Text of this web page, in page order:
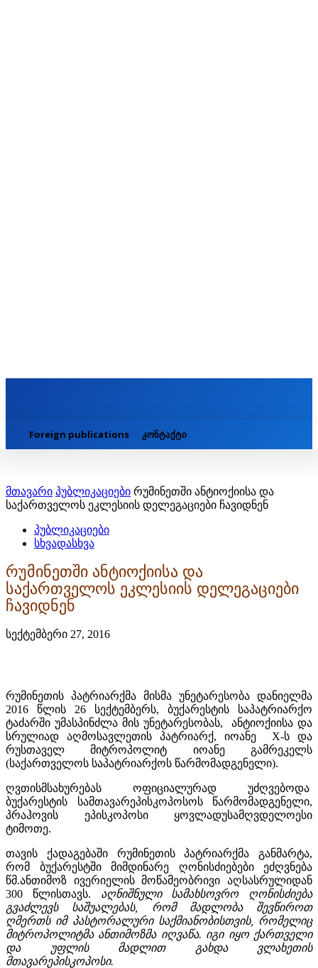
Foreign publications კონტაქტი
მთავარი პუბლიკაციები რუმინეთში ანტიოქიისა და
საქართველოს ეკლესიის დელეგაციები ჩავიდნენ
პუბლიკაციები
სხვადასხვა
რუმინეთში ანტიოქიისა და
საქართველოს ეკლესიის დელეგაციები
ჩავიდნენ
სექტემბერი 27, 2016
რუმინეთის პატრიარქმა მისმა უნეტარესობა დანიელმა
2016 წლის 26 სექტემბერს, ბუქარესტის საპატრიარქო
ტაძარში უმასპინძლა მის უნეტარესობას, ანტიოქიისა და
სრულიად აღმოსავლეთის პატრიარქ, იოანე X-ს და
რუსთაველ მიტროპოლიტ იოანე გამრეკელს
(საქართველოს საპატრიარქოს წარმომადგენელი).
ღვთისმსახურებას ოფიციალურად უძღვებოდა
ბუქარესტის სამთავარეპისკოპოსოს წარმომადგენელი,
პრაჰოვის ეპისკოპოსი ყოვლადუსამღვდელოესი
ტიმოთე.
თავის ქადაგებაში რუმინეთის პატრიარქმა განმარტა,
რომ ბუქარესტში მიმდინარე ღონისძიებები ეძღვნება
წმ.ანთიმოზ ივერიელის მოწამეობრივი აღსასრულიდან
300 წლისთავს. აღნიშნული სამახსოვრო ღონისძიება
გვაძლევს საშუალებას, რომ მადლობა შევწიროთ
ღმერთს იმ პასტორალური საქმიანობისთვის, რომელიც
მიტროპოლიტმა ანთიმოზმა იღვაწა. იგი იყო ქართველი
და უფლის მადლით გახდა ვლახეთის
მთავარეპისკოპოსი.